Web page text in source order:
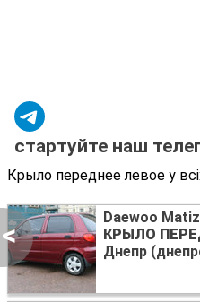
<
стартуйте наш
Крыло переднее левое у
Daewoo Matiz
КРЫЛО
Днепр